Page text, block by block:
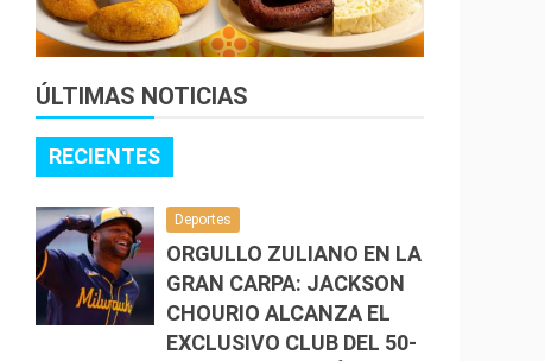
ÚLTIMAS NOTICIAS
RECIENTES
Deportes
ORGULLO ZULIANO EN LA
GRAN CARPA: JACKSON
CHOURIO ALCANZA EL
EXCLUSIVO CLUB DEL 50-